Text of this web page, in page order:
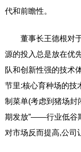
代和前瞻性。
董事长王德根对于
源的投入总是放在优
队和创新性强的技术
节里:核心育种场的技
制菜单(考虑到猪场封
期发放”——行业低谷
对市场反而提高,公司